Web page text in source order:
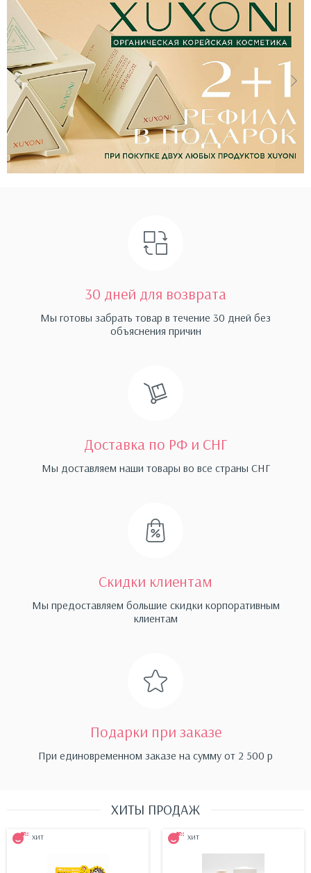
30 дней для возврата
Мы готовы забрать товар в течение 30 дней без
объяснения причин
Доставка по РФ и СНГ
Мы доставляем наши товары во все страны СНГ
Скидки клиентам
Мы предоставляем большие скидки корпоративным
клиентам
Подарки при заказе
При единовременном заказе на сумму от 2 500 р
ХИТЫ ПРОДАЖ
ХИТ ХИТ